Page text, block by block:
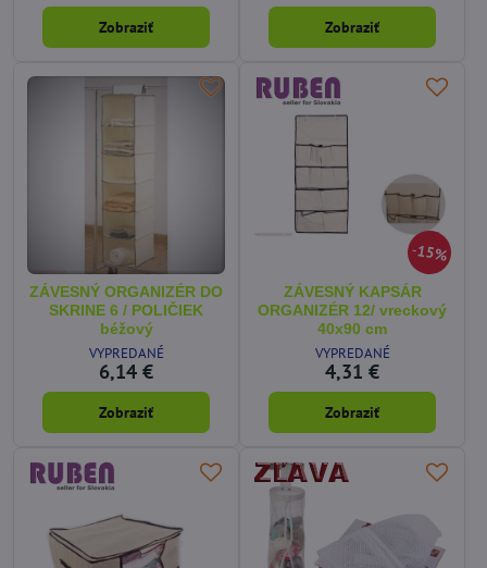
Zobraziť Zobraziť
ZÁVESNÝ ORGANIZÉR DO
SKRINE 6 / POLIČIEK
béžový
VYPREDANÉ
6,14 €
Zobraziť
15%
ZÁVESNÝ KAPSÁR
ORGANIZÉR 12/ vreckový
40x90 cm
VYPREDANÉ
4,31 €
Zobraziť